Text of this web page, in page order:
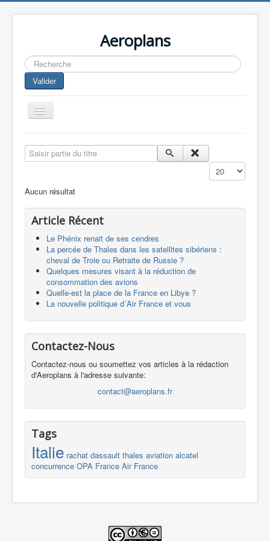
Aeroplans
Rechercher
Valider
Toggle
Navigation
Aviation Commerciale
Europespace
Drones
Saisir partie du titre
Affichage #
Aucun résultat
Article Récent
Le Phénix renait de ses cendres
La percée de Thales dans les satellites sibériens :
cheval de Troie ou Retraite de Russie ?
Quelques mesures visant à la réduction de
consommation des avions
Quelle-est la place de la France en Libye ?
La nouvelle politique d´Air France et vous
Contactez-Nous
Contactez-nous ou soumettez vos articles à la rédaction
d'Aeroplans à l'adresse suivante:
contact@aeroplans.fr
Tags
Italie rachat dassault thales aviation alcatel
concurrence OPA France Air France